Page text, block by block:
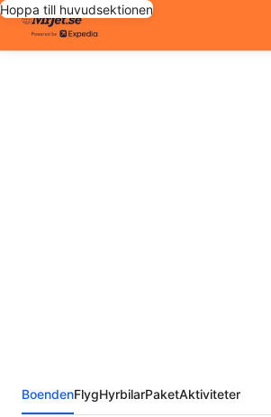
Hoppa till huvudsektionen
BoendenFlygHyrbilarPaketAktiviteter